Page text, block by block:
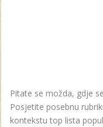
Pitate se možda, gdje
Posjetite posebnu
kontekstu top lista